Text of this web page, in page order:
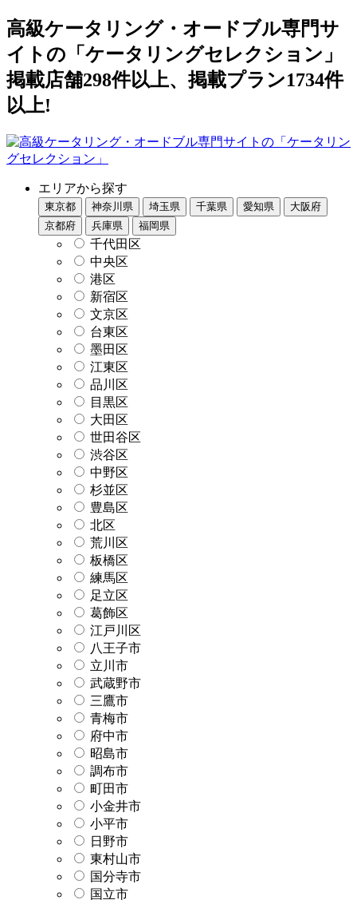
高級ケータリング・オードブル専門サ
イトの「ケータリングセレクション」
掲載店舗298件以上、掲載プラン1734件
以上!
エリアから探す
東京都 神奈川県 埼玉県 千葉県 愛知県
大阪府
京都府
兵庫県 福岡県
千代田区
中央区
港区
新宿区
文京区
台東区
墨田区
江東区
品川区
目黒区
大田区
世田谷区
渋谷区
中野区
杉並区
豊島区
北区
荒川区
板橋区
練馬区
足立区
葛飾区
江戸川区
八王子市
立川市
武蔵野市
三鷹市
青梅市
府中市
昭島市
調布市
町田市
小金井市
小平市
日野市
東村山市
国分寺市
国立市